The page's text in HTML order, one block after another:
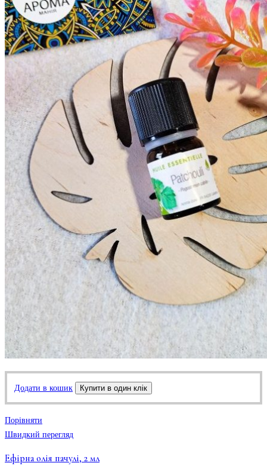
Додати в кошик Купити в один клік
Порівняти
Швидкий перегляд
Ефірна олія пачулі, 2 мл